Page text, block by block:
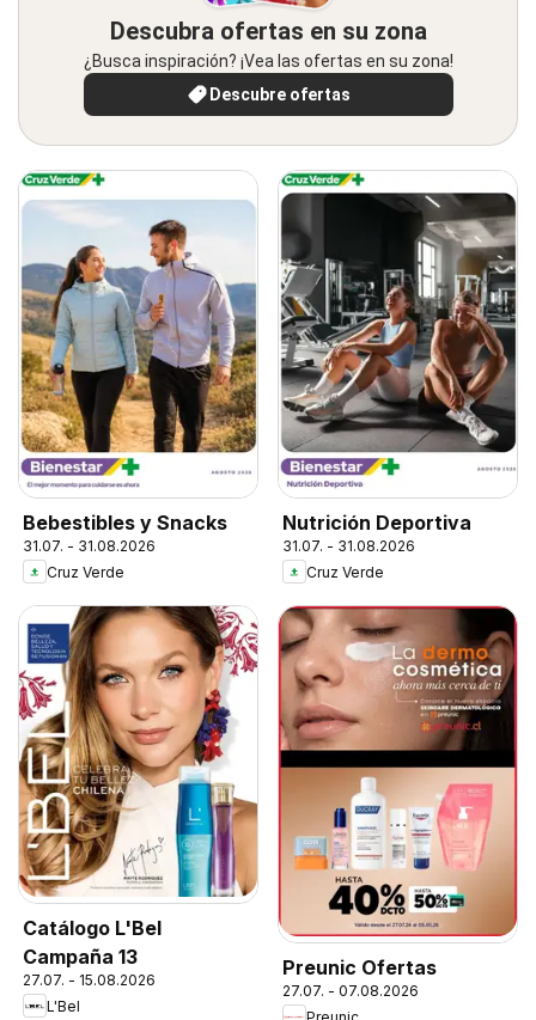
Descubra ofertas en su zona
¿Busca inspiración? ¡Vea las ofertas en su zona!
Descubre ofertas
Bebestibles y Snacks
31.07. - 31.08.2026
Cruz Verde
Nutrición Deportiva
31.07. - 31.08.2026
Cruz Verde
Catálogo L'Bel
Campaña 13
27.07. - 15.08.2026
L'Bel
Preunic Ofertas
27.07. - 07.08.2026